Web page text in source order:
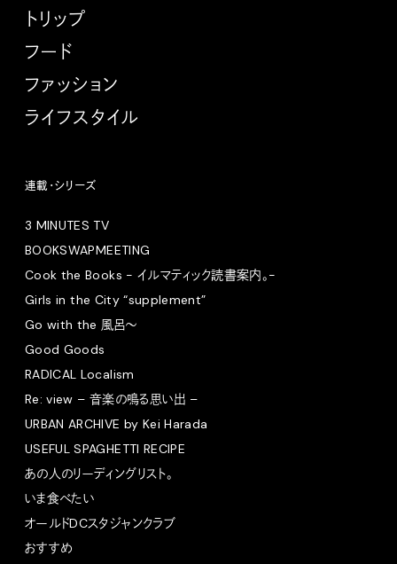
トリップ
フード
ファッション
ライフスタイル
連載・シリーズ
3 MINUTES TV
BOOKSWAPMEETING
Cook the Books - イルマティック読書案内。-
Girls in the City “supplement”
Go with the 風呂〜
Good Goods
RADICAL Localism
Re: view – 音楽の鳴る思い出 –
URBAN ARCHIVE by Kei Harada
USEFUL SPAGHETTI RECIPE
あの人のリーディングリスト。
いま食べたい
オールドDCスタジャンクラブ
おすすめ